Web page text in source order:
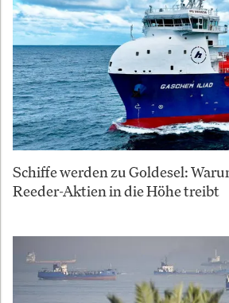
Schiffe werden zu Goldesel:
Reeder-Aktien in die Höhe treibt